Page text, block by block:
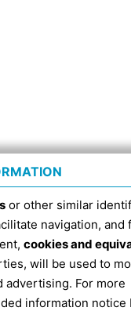
or other similar
navigation, and
cookies and
will be used to
advertising. For more
information notice